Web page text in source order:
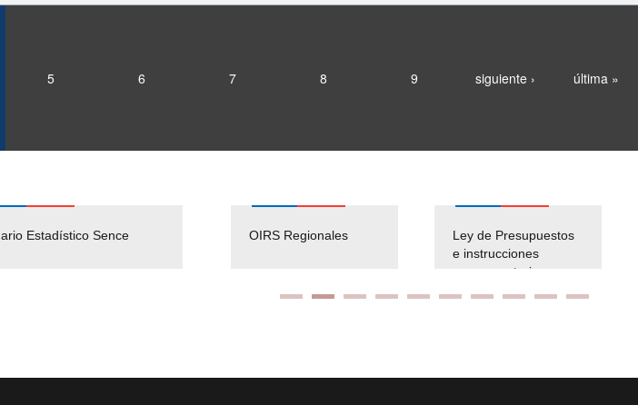
5 6 7 8 9 siguiente › última »
Estadístico Sence
Solicitud Audiencias y
OIRS Regionales
Ley de Presupuestos
e instrucciones
presuspuetarias